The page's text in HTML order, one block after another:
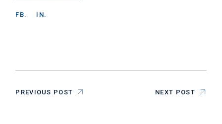
FB. IN.
PREVIOUS POST NEXT POST